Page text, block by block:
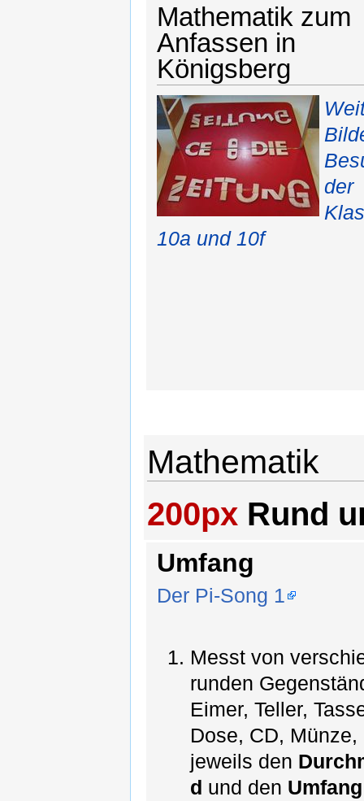
Mathematik zum
Anfassen in
Königsberg
der
10a und 10f
Mathematik
200px Rund
Umfang
Der Pi-Song 1
Messt von
runden
Eimer, Teller,
Dose, CD, Münze,
jeweils den
d und den